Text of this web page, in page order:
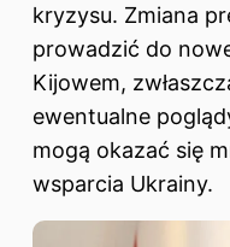
kryzysu. Zmiana
prowadzić do
Kijowem,
ewentualne
mogą okazać się
wsparcia Ukrainy.